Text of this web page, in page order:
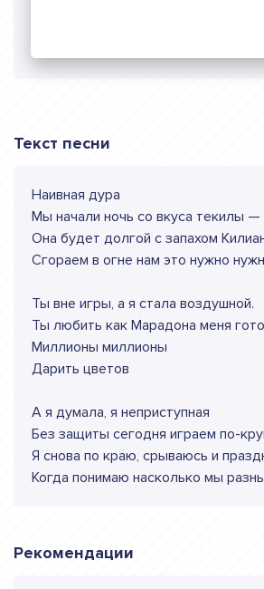
Текст песни
Наивная дура
Мы начали ночь со вкуса текилы —
Она будет долгой с запахом
Сгораем в огне нам это нужно
Ты вне игры, а я стала воздушной.
Ты любить как Марадона меня
Миллионы миллионы
Дарить цветов
А я думала, я неприступная
Без защиты сегодня играем по-
Я снова по краю, срываюсь и
Когда понимаю насколько мы
Рекомендации